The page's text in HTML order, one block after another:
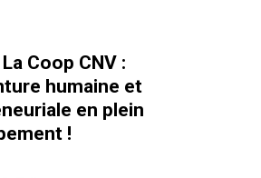
Coop CNV :
humaine et
en plein
!